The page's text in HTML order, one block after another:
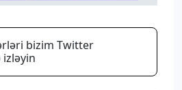
bizim Twitter